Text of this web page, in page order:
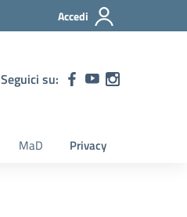
Accedi
Seguici su:
MaD Privacy